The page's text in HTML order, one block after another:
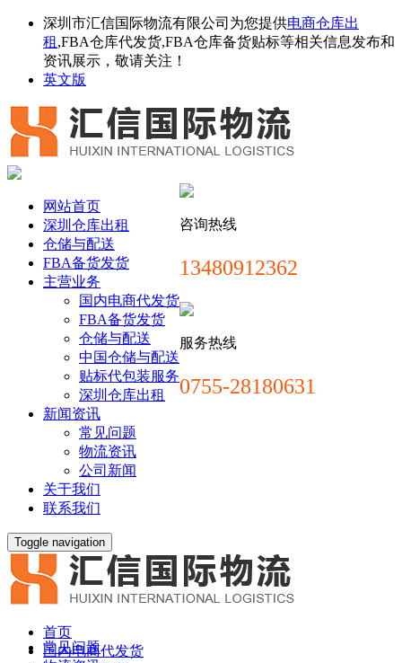
深圳市汇信国际物流有限公司为您提供电商仓库出
租 ,FBA仓库代发货,FBA仓库备货贴标等相关信息发布和
资讯展示，敬请关注！
英文版
咨询热线
13480912362
服务热线
0755-28180631
网站首页
深圳仓库出租
仓储与配送
FBA备货发货
主营业务
国内电商代发货
FBA备货发货
仓储与配送
中国仓储与配送
贴标代包装服务
深圳仓库出租
新闻资讯
常见问题
物流资讯
公司新闻
关于我们
联系我们
Toggle navigation
首页
国内电商代发货
常见问题